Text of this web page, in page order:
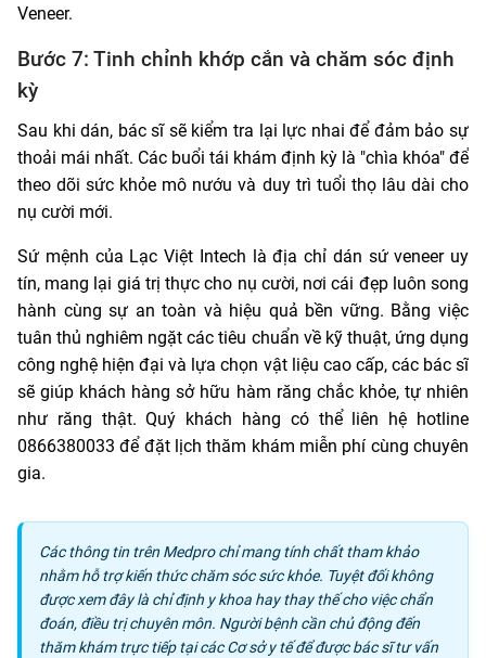
Veneer.
Bước 7: Tinh chỉnh khớp cắn và chăm sóc định
kỳ
Sau khi dán, bác sĩ sẽ kiểm tra lại lực nhai để đảm bảo sự
thoải mái nhất. Các buổi tái khám định kỳ là "chìa khóa" để
theo dõi sức khỏe mô nướu và duy trì tuổi thọ lâu dài cho
nụ cười mới.
Sứ mệnh của Lạc Việt Intech là địa chỉ dán sứ veneer uy
tín, mang lại giá trị thực cho nụ cười, nơi cái đẹp luôn song
hành cùng sự an toàn và hiệu quả bền vững. Bằng việc
tuân thủ nghiêm ngặt các tiêu chuẩn về kỹ thuật, ứng dụng
công nghệ hiện đại và lựa chọn vật liệu cao cấp, các bác sĩ
sẽ giúp khách hàng sở hữu hàm răng chắc khỏe, tự nhiên
như răng thật. Quý khách hàng có thể liên hệ hotline
0866380033 để đặt lịch thăm khám miễn phí cùng chuyên
gia.
Các thông tin trên Medpro chỉ mang tính chất tham khảo
nhằm hỗ trợ kiến thức chăm sóc sức khỏe. Tuyệt đối không
được xem đây là chỉ định y khoa hay thay thế cho việc chẩn
đoán, điều trị chuyên môn. Người bệnh cần chủ động đến
thăm khám trực tiếp tại các Cơ sở y tế để được bác sĩ tư vấn